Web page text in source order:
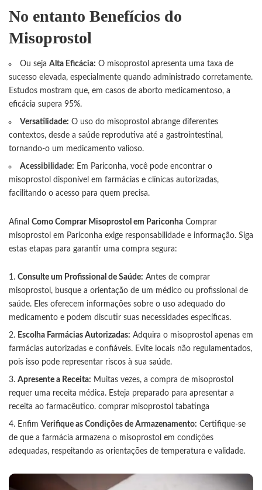
No entanto Benefícios do
Misoprostol
Ou seja Alta Eficácia: O misoprostol apresenta uma taxa de
sucesso elevada, especialmente quando administrado corretamente.
Estudos mostram que, em casos de aborto medicamentoso, a
eficácia supera 95%.
Versatilidade: O uso do misoprostol abrange diferentes
contextos, desde a saúde reprodutiva até a gastrointestinal,
tornando-o um medicamento valioso.
Acessibilidade: Em Pariconha, você pode encontrar o
misoprostol disponível em farmácias e clínicas autorizadas,
facilitando o acesso para quem precisa.
Afinal Como Comprar Misoprostol em Pariconha Comprar
misoprostol em Pariconha exige responsabilidade e informação. Siga
estas etapas para garantir uma compra segura:
Consulte um Profissional de Saúde: Antes de comprar
misoprostol, busque a orientação de um médico ou profissional de
saúde. Eles oferecem informações sobre o uso adequado do
medicamento e podem discutir suas necessidades específicas.
Escolha Farmácias Autorizadas: Adquira o misoprostol apenas em
farmácias autorizadas e confiáveis. Evite locais não regulamentados,
pois isso pode representar riscos à sua saúde.
Apresente a Receita: Muitas vezes, a compra de misoprostol
requer uma receita médica. Esteja preparado para apresentar a
receita ao farmacêutico. comprar misoprostol tabatinga
Enfim Verifique as Condições de Armazenamento: Certifique-se
de que a farmácia armazena o misoprostol em condições
adequadas, respeitando as orientações de temperatura e validade.